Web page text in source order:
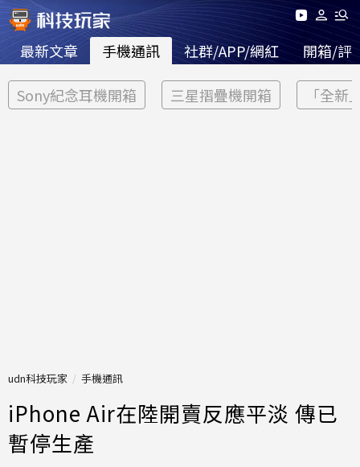
最新文章 手機通訊 社群/APP/網紅 開箱/評
Sony紀念耳機開箱 三星摺疊機開箱 「全新
udn科技玩家 手機通訊
iPhone Air在陸開賣反應平淡 傳已
暫停生產